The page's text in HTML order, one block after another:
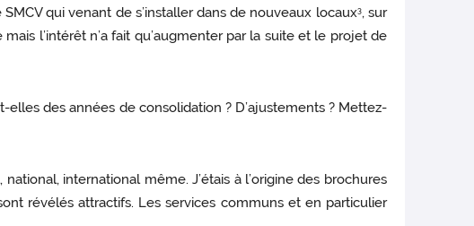
qui venant de s’installer dans de nouveaux locaux3, sur
l’intérêt n’a fait qu’augmenter par la suite et le projet de
des années de consolidation ? D’ajustements ? Mettez-
international même. J’étais à l’origine des brochures
révélés attractifs. Les services communs et en particulier